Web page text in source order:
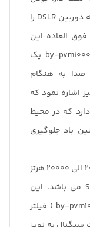
کفشک مخصوص امکان اتصال بر روی بدنه دوربین DSLR را
العاده این
محصول سبب شده تا میکروفون بویا by-pvm1000l یک
به هنگام
اشاره نمود که
که در محیط
باد جلوگیری
میکروفون شاتگان بویا از دامنه فرکانس 20 الی 20000 هرتز
بهره میبرد و دارا الگوی Super-Cardioid می باشد. این
میکروفون شاتگان ( میکروفون بویا by-pvm1000l ) فیلتر